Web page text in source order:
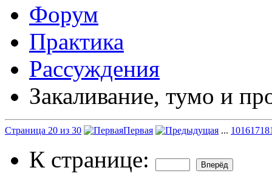
Форум
Практика
Рассуждения
Закаливание, тумо и
Страница 20 из 30 Первая ... 10161718
К странице: